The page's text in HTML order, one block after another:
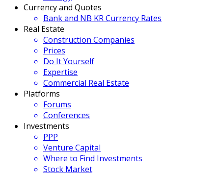
Currency and Quotes
Bank and NB KR Currency Rates
Real Estate
Construction Companies
Prices
Do It Yourself
Expertise
Commercial Real Estate
Platforms
Forums
Conferences
Investments
PPP
Venture Capital
Where to Find Investments
Stock Market